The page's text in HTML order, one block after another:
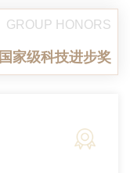
GROUP HONORS
国家级科技进步奖